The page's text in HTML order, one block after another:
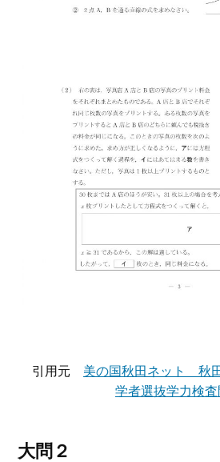
引用元 美の国秋田ネット 秋
学者選抜学力検査
大問２